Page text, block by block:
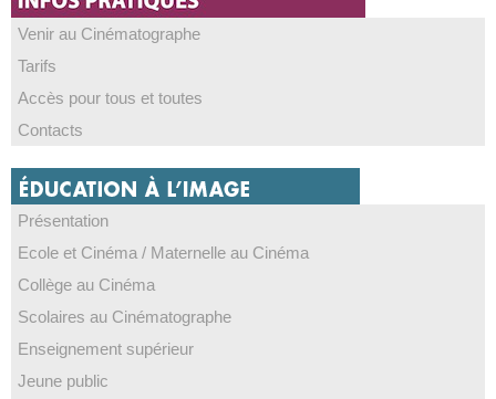
Venir au Cinématographe
Tarifs
Accès pour tous et toutes
Contacts
Présentation
Ecole et Cinéma / Maternelle au Cinéma
Collège au Cinéma
Scolaires au Cinématographe
Enseignement supérieur
Jeune public